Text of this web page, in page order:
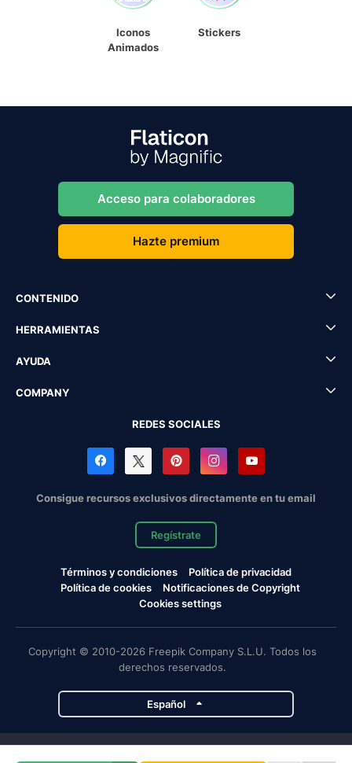
Iconos
Animados
Stickers
Acceso para colaboradores
Hazte premium
CONTENIDO
HERRAMIENTAS
AYUDA
COMPANY
REDES SOCIALES
Consigue recursos exclusivos directamente en tu email
Regístrate
Términos y condiciones
Política de privacidad
Política de cookies
Notificaciones de Copyright
Cookies settings
Copyright © 2010-2026 Freepik Company S.L.U. Todos los
derechos reservados.
Español